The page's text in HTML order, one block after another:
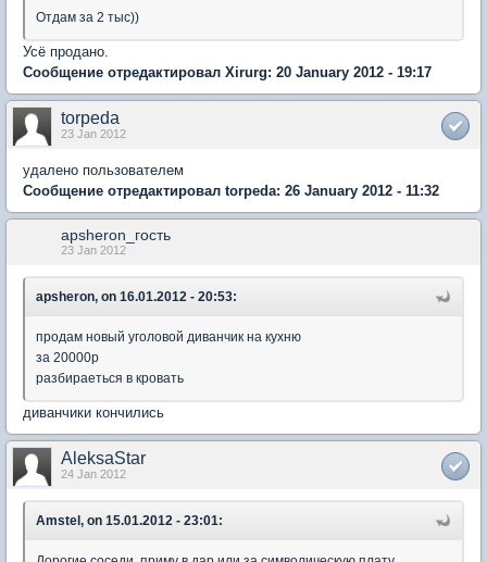
Отдам за 2 тыс))
Усё продано.
Сообщение отредактировал Xirurg: 20 January 2012 - 19:17
torpeda
23 Jan 2012
удалено пользователем
Сообщение отредактировал torpeda: 26 January 2012 - 11:32
apsheron_гость
23 Jan 2012
apsheron, on 16.01.2012 - 20:53:
продам новый уголовой диванчик на кухню
за 20000р
разбираеться в кровать
диванчики кончились
AleksaStar
24 Jan 2012
Amstel, on 15.01.2012 - 23:01: